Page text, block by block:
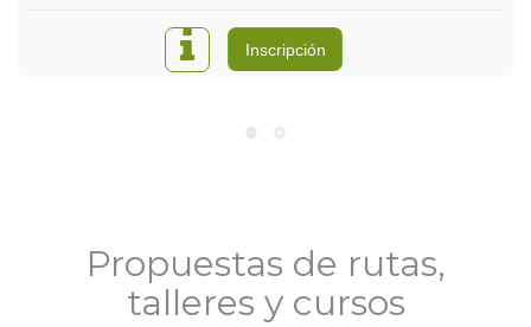
Inscripción
Propuestas de rutas,
talleres y cursos